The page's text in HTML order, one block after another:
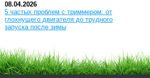
08.04.2026
5 частых проблем с триммером: от
глохнущего двигателя до трудного
запуска после зимы